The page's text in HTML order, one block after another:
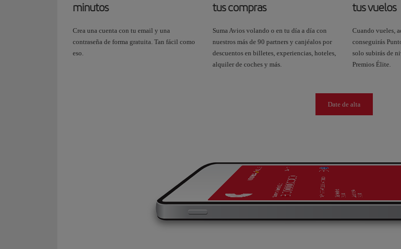
minutos
Crea una cuenta con tu email y una
contraseña de forma gratuita. Tan fácil como
eso.
tus compras
Suma Avios volando o en tu día a día con
nuestros más de 90 partners y canjéalos por
descuentos en billetes, experiencias, hoteles,
alquiler de coches y más.
tus vuelos
Cuando vueles,
conseguirás
solo subirás de
Premios Élite.
Date de alta